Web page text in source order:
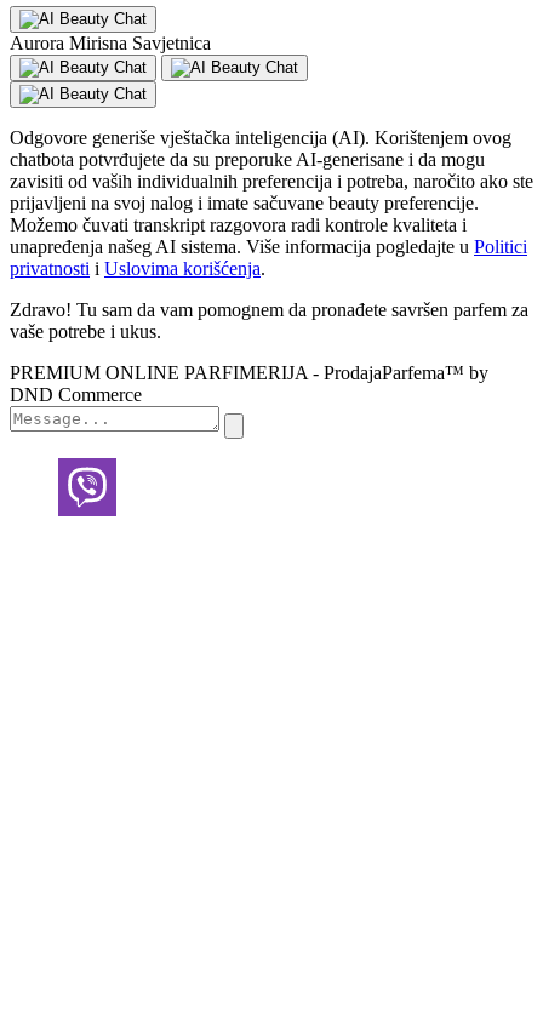
Aurora Mirisna Savjetnica
Odgovore generiše vještačka inteligencija (AI). Korištenjem ovog
chatbota potvrđujete da su preporuke AI-generisane i da mogu
zavisiti od vaših individualnih preferencija i potreba, naročito ako ste
prijavljeni na svoj nalog i imate sačuvane beauty preferencije.
Možemo čuvati transkript razgovora radi kontrole kvaliteta i
unapređenja našeg AI sistema. Više informacija pogledajte u Politici
privatnosti i Uslovima korišćenja.
Zdravo! Tu sam da vam pomognem da pronađete savršen parfem za
vaše potrebe i ukus.
PREMIUM ONLINE PARFIMERIJA - ProdajaParfema™ by
DND Commerce